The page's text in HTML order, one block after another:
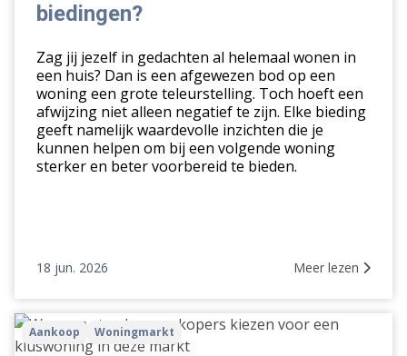
van
biedingen?
biedingen?
Zag jij jezelf in gedachten al helemaal wonen in
een huis? Dan is een afgewezen bod op een
woning een grote teleurstelling. Toch hoeft een
afwijzing niet alleen negatief te zijn. Elke bieding
geeft namelijk waardevolle inzichten die je
kunnen helpen om bij een volgende woning
sterker en beter voorbereid te bieden.
18 jun. 2026 Meer lezen
Waarom
steeds
Aankoop Woningmarkt